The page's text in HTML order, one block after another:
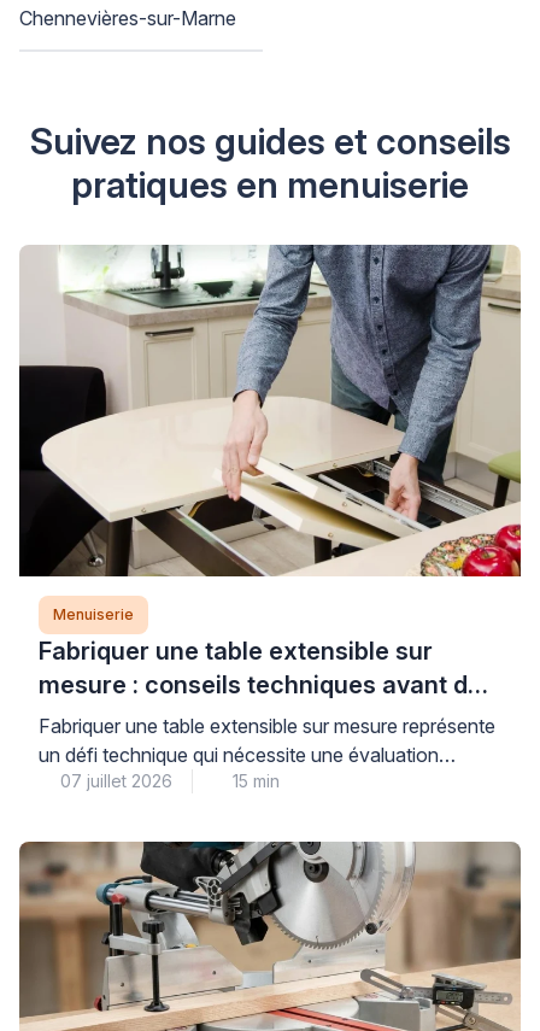
Chennevières-sur-Marne
Suivez nos guides et conseils
pratiques en menuiserie
Menuiserie
Fabriquer une table extensible sur
mesure : conseils techniques avant de
se lancer
Fabriquer une table extensible sur mesure représente
un défi technique qui nécessite une évaluation
précise des contraintes mécaniques, en particulier
résistance structurelle de l’ensemble. Au-delà de
l’apparente simplicité d’une table rectangulaire
classique, l’ajout d’un mécanisme d’extension
soulève des questions concrètes de centre de
gravité, de charge admissible […]
07 juillet 2026 15 min